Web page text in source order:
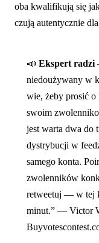
oba kwalifikują się
czują autentycznie
📣 Ekspert radzi
niedoużywany w
wie, żeby prosić
swoim
jest warta dwa do
dystrybucji w
samego konta.
zwolenników
retweetuj — w tej
minut.” — Victor